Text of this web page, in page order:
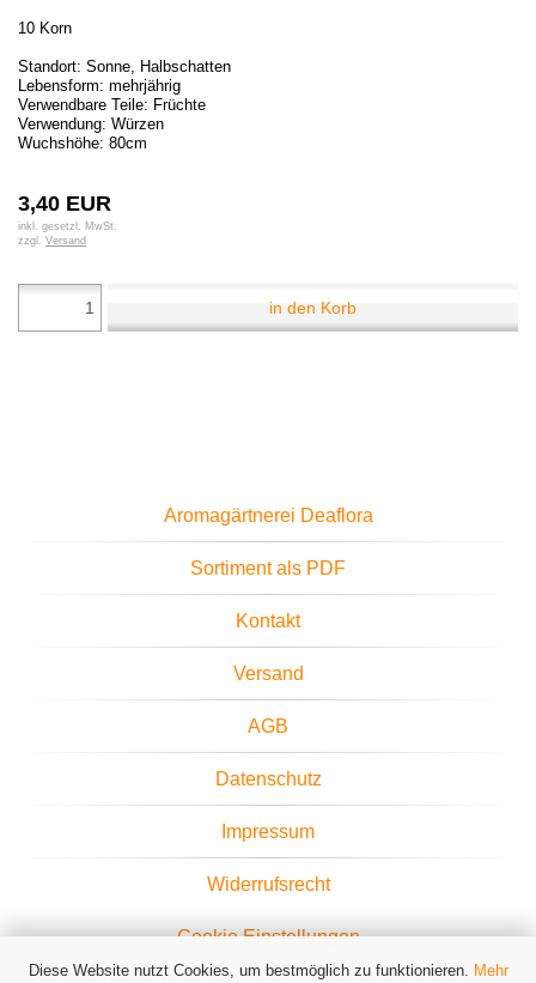
Diese Website nutzt Cookies, um bestmöglich zu funktionieren. Mehr
10 Korn
Standort: Sonne, Halbschatten
Lebensform: mehrjährig
Verwendbare Teile: Früchte
Verwendung: Würzen
Wuchshöhe: 80cm
3,40 EUR
inkl. gesetzl. MwSt.
zzgl. Versand
in den Korb
Aromagärtnerei Deaflora
Sortiment als PDF
Kontakt
Versand
AGB
Datenschutz
Impressum
Widerrufsrecht
Cookie Einstellungen